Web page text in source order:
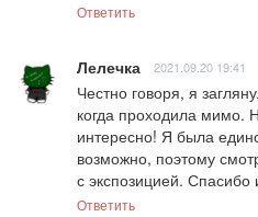
Ответить
Лелечка 2021.09.20 19:41
Честно говоря, я
когда проходила мимо.
интересно! Я была
возможно, поэтому
с экспозицией. Спасибо
Ответить